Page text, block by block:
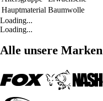
Hauptmaterial Baumwolle
Loading...
Loading...
Alle unsere Marken